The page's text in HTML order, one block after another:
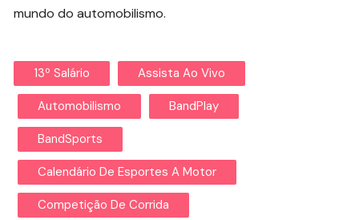
mundo do automobilismo.
13º Salário Assista Ao Vivo
Automobilismo BandPlay
BandSports
Calendário De Esportes A Motor
Competição De Corrida